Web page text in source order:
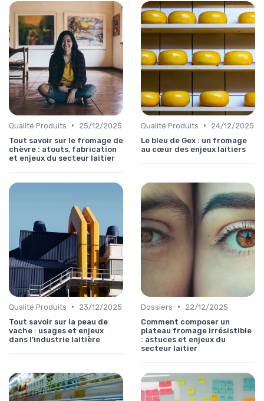
Qualité Produits •
25/12/2025
Tout savoir sur le fromage de
chèvre : atouts, fabrication
et enjeux du secteur laitier
Qualité Produits •
24/12/2025
Le bleu de Gex : un fromage
au cœur des enjeux laitiers
Qualité Produits •
23/12/2025
Tout savoir sur la peau de
vache : usages et enjeux
dans l’industrie laitière
Dossiers •
22/12/2025
Comment composer un
plateau fromage irrésistible
: astuces et enjeux du
secteur laitier